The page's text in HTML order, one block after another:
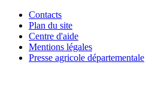
Contacts
Plan du site
Centre d'aide
Mentions légales
Presse agricole départementale